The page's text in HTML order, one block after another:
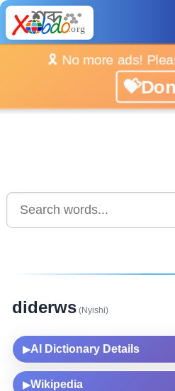
🎗️ No more ads!
diderws (Nyishi)
▶AI Dictionary Details
▶Wikipedia